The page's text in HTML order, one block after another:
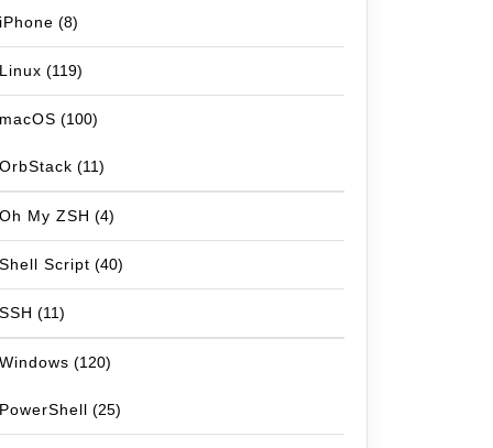
iPhone (8)
Linux (119)
macOS (100)
OrbStack (11)
Oh My ZSH (4)
Shell Script (40)
SSH (11)
Windows (120)
PowerShell (25)